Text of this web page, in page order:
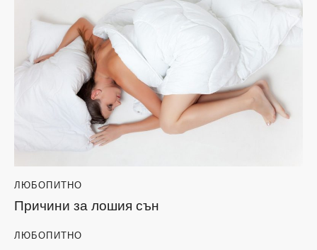
ЛЮБОПИТНО
Причини за лошия сън
ЛЮБОПИТНО